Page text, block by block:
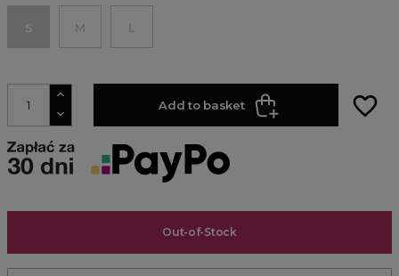
S M L
Add to basket favorite_border
Out-of-Stock